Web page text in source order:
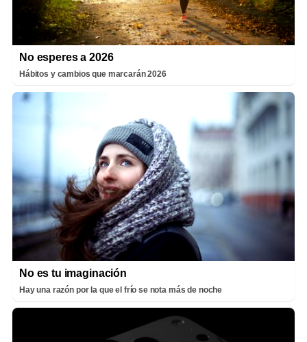
No esperes a 2026
Hábitos y cambios que marcarán 2026
No es tu imaginación
Hay una razón por la que el frío se nota más de noche